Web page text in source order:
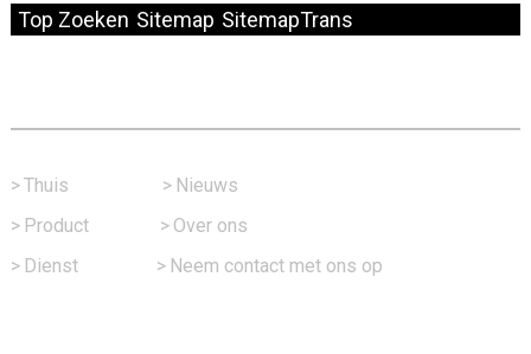
Top Zoeken Sitemap SitemapTrans
>Thuis > Nieuws
> Product > Over ons
> Dienst > Neem contact met ons op